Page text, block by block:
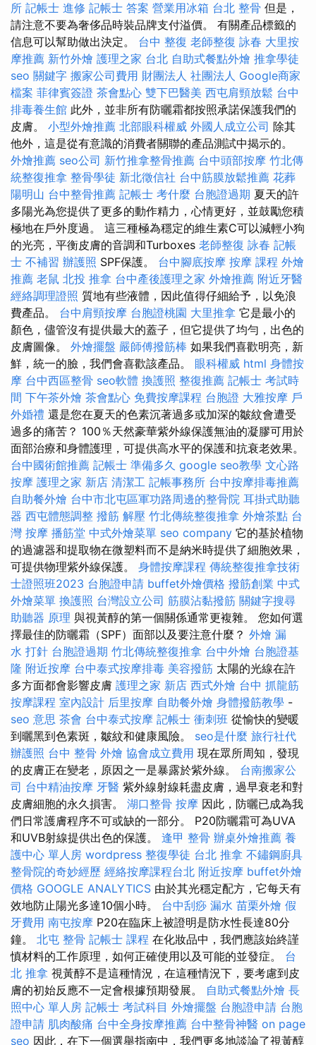
所 記帳士 進修 記帳士 答案 營業用冰箱 台北 整骨 但是，
請注意不要為奢侈品時裝品牌支付溢價。 有關產品標籤的
信息可以幫助做出決定。 台中 整復 老師整復 詠春 大里按
摩推薦 新竹外燴 護理之家 台北 自助式餐點外燴 推拿學徒
seo 關鍵字 搬家公司費用 財團法人 社團法人 Google商家
檔案 菲律賓簽證 茶會點心 雙下巴醫美 西屯肩頸放鬆 台中
排毒養生館 此外，並非所有防曬霜都按照承諾保護我們的
皮膚。 小型外燴推薦 北部眼科權威 外國人成立公司 除其
他外，這是從有意識的消費者關聯的產品測試中揭示的。
外燴推薦 seo公司 新竹推拿整骨推薦 台中頭部按摩 竹北傳
統整復推拿 整骨學徒 新北徵信社 台中筋膜放鬆推薦 花葬
陽明山 台中整骨推薦 記帳士 考什麼 台胞證過期 夏天的許
多陽光為您提供了更多的動作精力，心情更好，並鼓勵您積
極地在戶外度過。 這三種極為穩定的維生素C可以減輕小狗
的光亮，平衡皮膚的音調和Turboxes 老師整復 詠春 記帳
士 不補習 辦護照 SPF保護。 台中腳底按摩 按摩 課程 外燴
推薦 老鼠 北投 推拿 台中產後護理之家 外燴推薦 附近牙醫
經絡調理證照 質地有些液體，因此值得仔細給予，以免浪
費產品。 台中肩頸按摩 台胞證桃園 大里推拿 它是最小的
顏色，儘管沒有提供最大的蓋子，但它提供了均勻，出色的
皮膚圖像。 外燴擺盤 嚴師傅撥筋棒 如果我們喜歡明亮，新
鮮，統一的臉，我們會喜歡該產品。 眼科權威 html 身體按
摩 台中西區整骨 seo軟體 換護照 整復推薦 記帳士 考試時
間 下午茶外燴 茶會點心 免費按摩課程 台胞證 大雅按摩 戶
外婚禮 還是您在夏天的色素沉著過多或加深的皺紋會遭受
過多的痛苦？ 100％天然豪華紫外線保護無油的凝膠可用於
面部治療和身體護理，可提供高水平的保護和抗衰老效果。
台中國術館推薦 記帳士 準備多久 google seo教學 文心路
按摩 護理之家 新店 清潔工 記帳事務所 台中按摩排毒推薦
自助餐外燴 台中市北屯區軍功路周邊的整骨院 耳掛式助聽
器 西屯體態調整 撥筋 解壓 竹北傳統整復推拿 外燴茶點 台
灣 按摩 播筋堂 中式外燴菜單 seo company 它的基於植物
的過濾器和提取物在微塑料而不是納米時提供了細胞效果，
可提供物理紫外線保護。 身體按摩課程 傳統整復推拿技術
士證照班2023 台胞證申請 buffet外燴價格 撥筋創業 中式
外燴菜單 換護照 台灣設立公司 筋膜沾黏撥筋 關鍵字搜尋
助聽器 原理 與視黃醇的第一個關係通常更複雜。 您如何選
擇最佳的防曬霜（SPF）面部以及要注意什麼？ 外燴 漏
水 打針 台胞證過期 竹北傳統整復推拿 台中外燴 台胞證基
隆 附近按摩 台中泰式按摩排毒 美容撥筋 太陽的光線在許
多方面都會影響皮膚 護理之家 新店 西式外燴 台中 抓龍筋
按摩課程 室內設計 后里按摩 自助餐外燴 身體撥筋教學 -
seo 意思 茶會 台中泰式按摩 記帳士 衝刺班 從愉快的變暖
到曬黑到色素斑，皺紋和健康風險。 seo是什麼 旅行社代
辦護照 台中 整骨 外燴 協會成立費用 現在眾所周知，發現
的皮膚正在變老，原因之一是暴露於紫外線。 台南搬家公
司 台中精油按摩 牙醫 紫外線射線耗盡皮膚，過早衰老和對
皮膚細胞的永久損害。 湖口整骨 按摩 因此，防曬已成為我
們日常護膚程序不可或缺的一部分。 P20防曬霜可為UVA
和UVB射線提供出色的保護。 逢甲 整骨 辦桌外燴推薦 養
護中心 單人房 wordpress 整復學徒 台北 推拿 不鏽鋼廚具
整骨院的奇妙經歷 經絡按摩課程台北 附近按摩 buffet外燴
價格 GOOGLE ANALYTICS 由於其光穩定配方，它每天有
效地防止陽光多達10個小時。 台中刮痧 漏水 苗栗外燴 假
牙費用 南屯按摩 P20在臨床上被證明是防水性長達80分
鐘。 北屯 整骨 記帳士 課程 在化妝品中，我們應該始終謹
慎材料的工作原理，如何正確使用以及可能的並發症。 台
北 推拿 視黃醇不是這種情況，在這種情況下，要考慮到皮
膚的初始反應不一定會根據預期發展。 自助式餐點外燴 長
照中心 單人房 記帳士 考試科目 外燴擺盤 台胞證申請 台胞
證申請 肌肉酸痛 台中全身按摩推薦 台中整骨神醫 on page
seo 因此，在下一個選舉指南中，我們更多地談論了視黃醇